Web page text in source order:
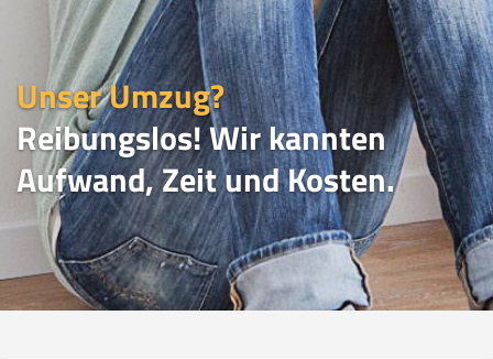
Unser Umzug?
Reibungslos! Wir kannten
Aufwand, Zeit und Kosten.